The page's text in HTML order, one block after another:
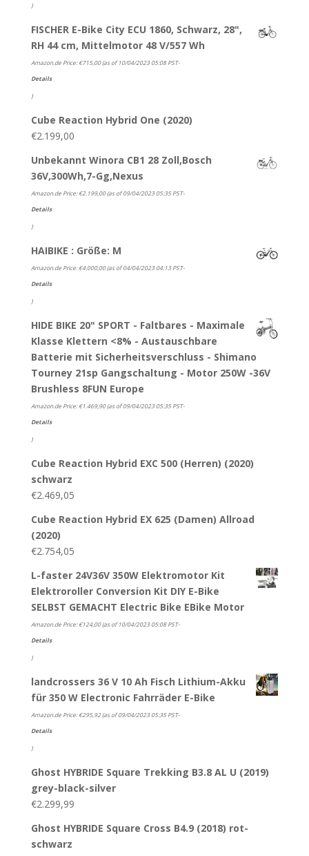
)
FISCHER E-Bike City ECU 1860, Schwarz, 28",
RH 44 cm, Mittelmotor 48 V/557 Wh
Amazon.de Price:€715,00(as of 10/04/2023 05:08 PST-
Details
)
Cube Reaction Hybrid One (2020)
€2.199,00
Unbekannt Winora CB1 28 Zoll,Bosch
36V,300Wh,7-Gg,Nexus
Amazon.de Price:€2.199,00(as of 09/04/2023 05:35 PST-
Details
)
HAIBIKE : Größe: M
Amazon.de Price:€4.000,00(as of 04/04/2023 04:13 PST-
Details
)
HIDE BIKE 20" SPORT - Faltbares - Maximale
Klasse Klettern <8% - Austauschbare
Batterie mit Sicherheitsverschluss - Shimano
Tourney 21sp Gangschaltung - Motor 250W -36V
Brushless 8FUN Europe
Amazon.de Price:€1.469,90(as of 09/04/2023 05:35 PST-
Details
)
Cube Reaction Hybrid EXC 500 (Herren) (2020)
schwarz
€2.469,05
Cube Reaction Hybrid EX 625 (Damen) Allroad
(2020)
€2.754,05
L-faster 24V36V 350W Elektromotor Kit
Elektroroller Conversion Kit DIY E-Bike
SELBST GEMACHT Electric Bike EBike Motor
Amazon.de Price:€124,00(as of 10/04/2023 05:08 PST-
Details
)
landcrossers 36 V 10 Ah Fisch Lithium-Akku
für 350 W Electronic Fahrräder E-Bike
Amazon.de Price:€295,92(as of 09/04/2023 05:35 PST-
Details
)
Ghost HYBRIDE Square Trekking B3.8 AL U (2019)
grey-black-silver
€2.299,99
Ghost HYBRIDE Square Cross B4.9 (2018) rot-
schwarz